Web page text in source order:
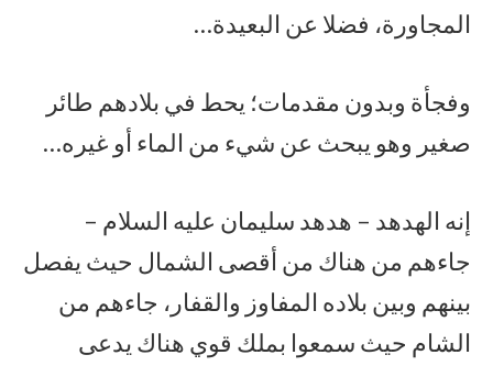
المجاورة، فضلا عن البعيدة…
وفجأة وبدون مقدمات؛ يحط في بلادهم طائر
صغير وهو يبحث عن شيء من الماء أو غيره…
إنه الهدهد – هدهد سليمان عليه السلام –
جاءهم من هناك من أقصى الشمال حيث يفصل
بينهم وبين بلاده المفاوز والقفار، جاءهم من
الشام حيث سمعوا بملك قوي هناك يدعى